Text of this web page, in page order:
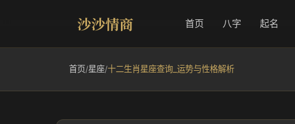
沙沙情商 首页 八字 起名
首页/星座/十二生肖星座查询_运势与性格解析